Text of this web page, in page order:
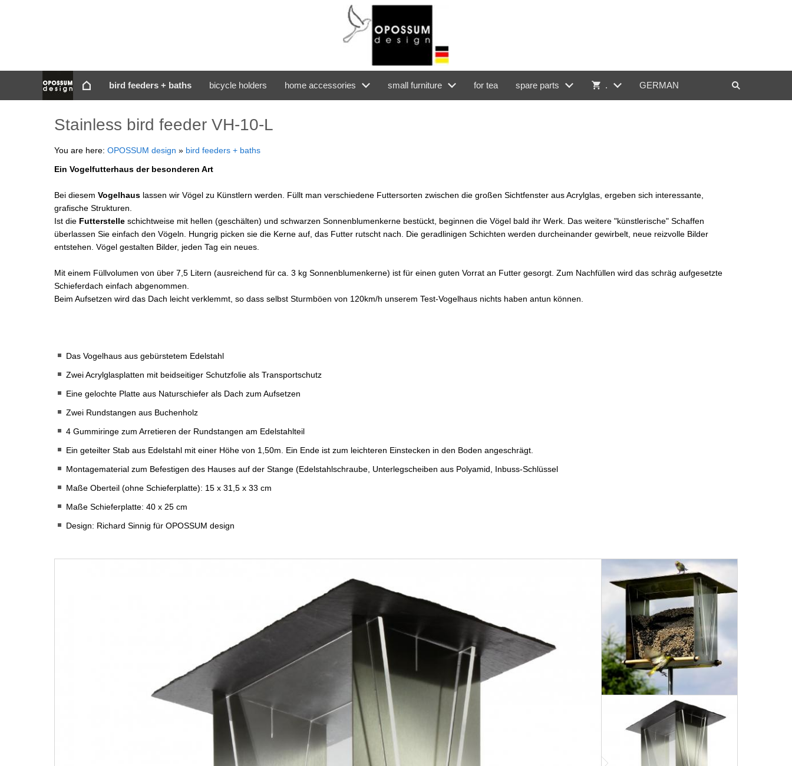
bird feeders + baths bicycle holders home accessories small furniture for tea spare parts . GERMAN
Stainless bird feeder VH-10-L
You are here: OPOSSUM design » bird feeders + baths
Ein Vogelfutterhaus der besonderen Art
Bei diesem Vogelhaus lassen wir Vögel zu Künstlern werden. Füllt man verschiedene Futtersorten zwischen die großen Sichtfenster aus Acrylglas, ergeben sich interessante,
grafische Strukturen.
Ist die Futterstelle schichtweise mit hellen (geschälten) und schwarzen Sonnenblumenkerne bestückt, beginnen die Vögel bald ihr Werk. Das weitere "künstlerische" Schaffen
überlassen Sie einfach den Vögeln. Hungrig picken sie die Kerne auf, das Futter rutscht nach. Die geradlinigen Schichten werden durcheinander gewirbelt, neue reizvolle Bilder
entstehen. Vögel gestalten Bilder, jeden Tag ein neues.
Mit einem Füllvolumen von über 7,5 Litern (ausreichend für ca. 3 kg Sonnenblumenkerne) ist für einen guten Vorrat an Futter gesorgt. Zum Nachfüllen wird das schräg aufgesetzte
Schieferdach einfach abgenommen.
Beim Aufsetzen wird das Dach leicht verklemmt, so dass selbst Sturmböen von 120km/h unserem Test-Vogelhaus nichts haben antun können.
Das Vogelhaus aus gebürstetem Edelstahl
Zwei Acrylglasplatten mit beidseitiger Schutzfolie als Transportschutz
Eine gelochte Platte aus Naturschiefer als Dach zum Aufsetzen
Zwei Rundstangen aus Buchenholz
4 Gummiringe zum Arretieren der Rundstangen am Edelstahlteil
Ein geteilter Stab aus Edelstahl mit einer Höhe von 1,50m. Ein Ende ist zum leichteren Einstecken in den Boden angeschrägt.
Montagematerial zum Befestigen des Hauses auf der Stange (Edelstahlschraube, Unterlegscheiben aus Polyamid, Inbuss-Schlüssel
Maße Oberteil (ohne Schieferplatte): 15 x 31,5 x 33 cm
Maße Schieferplatte: 40 x 25 cm
Design: Richard Sinnig für OPOSSUM design